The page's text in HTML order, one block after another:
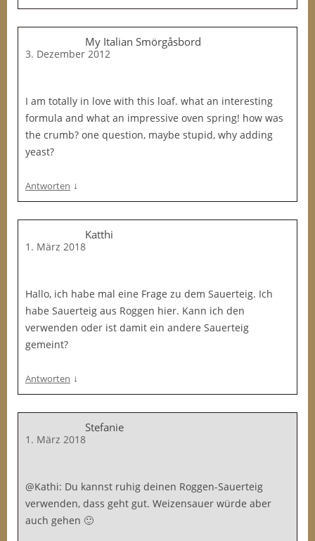
My Italian Smörgåsbord
3. Dezember 2012
I am totally in love with this loaf. what an interesting
formula and what an impressive oven spring! how was
the crumb? one question, maybe stupid, why adding
yeast?
Antworten ↓
Katthi
1. März 2018
Hallo, ich habe mal eine Frage zu dem Sauerteig. Ich
habe Sauerteig aus Roggen hier. Kann ich den
verwenden oder ist damit ein andere Sauerteig
gemeint?
Antworten ↓
Stefanie
1. März 2018
@Kathi: Du kannst ruhig deinen Roggen-Sauerteig
verwenden, dass geht gut. Weizensauer würde aber
auch gehen 🙂